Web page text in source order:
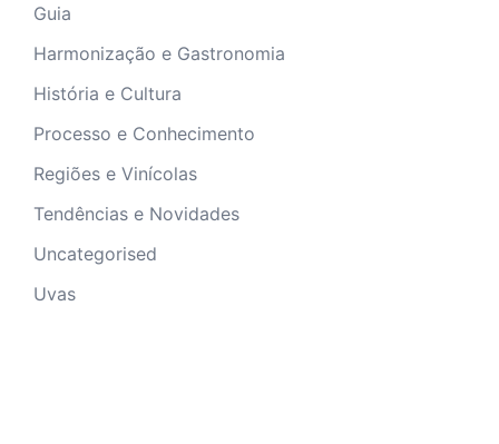
Guia
Harmonização e Gastronomia
História e Cultura
Processo e Conhecimento
Regiões e Vinícolas
Tendências e Novidades
Uncategorised
Uvas